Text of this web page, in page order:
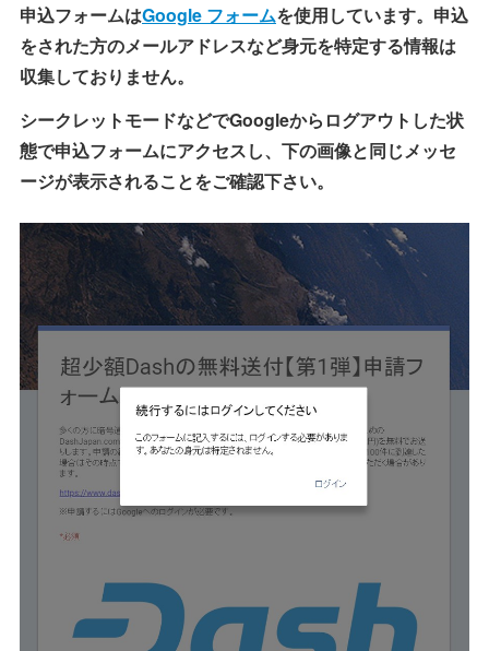
申込フォームはGoogle フォームを使用しています。申込
をされた方のメールアドレスなど身元を特定する情報は
収集しておりません。
シークレットモードなどでGoogleからログアウトした状
態で申込フォームにアクセスし、下の画像と同じメッセ
ージが表示されることをご確認下さい。